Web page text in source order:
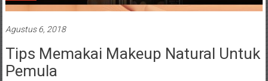
Agustus 6, 2018
Tips Memakai Makeup Natural Untuk
Pemula